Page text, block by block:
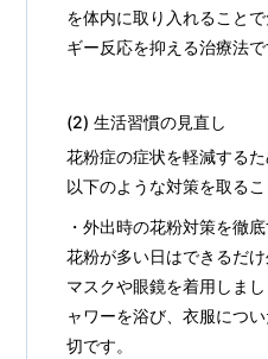
を体内に取り入れること
ギー反応を抑える治療法で
(2) 生活習慣の見直し
花粉症の症状を軽減する
以下のような対策を取るこ
・外出時の花粉対策を徹
花粉が多い日はできるだ
マスクや眼鏡を着用しま
ャワーを浴び、衣服につ
切です。